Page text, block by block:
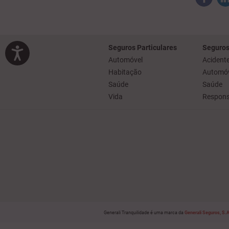
Seguros Particulares
Automóvel
Habitação
Saúde
Vida
Saúde
Generali Tranquilidade é uma marca da Generali Seguros, S.A.